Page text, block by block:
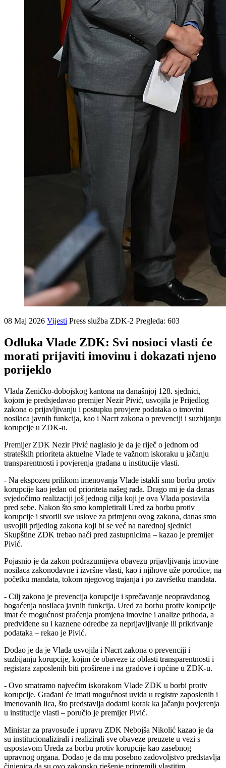
08 Maj 2026 Vijesti Press služba ZDK-2 Pregleda: 603
Odluka Vlade ZDK: Svi nosioci vlasti će
morati prijaviti imovinu i dokazati njeno
porijeklo
Vlada Zeničko-dobojskog kantona na današnjoj 128. sjednici,
kojom je predsjedavao premijer Nezir Pivić, usvojila je Prijedlog
zakona o prijavljivanju i postupku provjere podataka o imovini
nosilaca javnih funkcija, kao i Nacrt zakona o prevenciji i suzbijanju
korupcije u ZDK-u.
Premijer ZDK Nezir Pivić naglasio je da je riječ o jednom od
strateških prioriteta aktuelne Vlade te važnom iskoraku u jačanju
transparentnosti i povjerenja građana u institucije vlasti.
- Na ekspozeu prilikom imenovanja Vlade istakli smo borbu protiv
korupcije kao jedan od prioriteta našeg rada. Drago mi je da danas
svjedočimo realizaciji još jednog cilja koji je ova Vlada postavila
pred sebe. Nakon što smo kompletirali Ured za borbu protiv
korupcije i stvorili sve uslove za primjenu ovog zakona, danas smo
usvojili prijedlog zakona koji bi se već na narednoj sjednici
Skupštine ZDK trebao naći pred zastupnicima – kazao je premijer
Pivić.
Pojasnio je da zakon podrazumijeva obavezu prijavljivanja imovine
nosilaca zakonodavne i izvršne vlasti, kao i njihove uže porodice, na
početku mandata, tokom njegovog trajanja i po završetku mandata.
- Cilj zakona je prevencija korupcije i sprečavanje neopravdanog
bogaćenja nosilaca javnih funkcija. Ured za borbu protiv korupcije
imat će mogućnost praćenja promjena imovine i analize prihoda, a
predviđene su i kaznene odredbe za neprijavljivanje ili prikrivanje
podataka – rekao je Pivić.
Dodao je da je Vlada usvojila i Nacrt zakona o prevenciji i
suzbijanju korupcije, kojim će obaveze iz oblasti transparentnosti i
registara zaposlenih biti proširene i na gradove i općine u ZDK-u.
- Ovo smatramo najvećim iskorakom Vlade ZDK u borbi protiv
korupcije. Građani će imati mogućnost uvida u registre zaposlenih i
imenovanih lica, što predstavlja dodatni korak ka jačanju povjerenja
u institucije vlasti – poručio je premijer Pivić.
Ministar za pravosuđe i upravu ZDK Nebojša Nikolić kazao je da
su institucionalizirali i realizirali sve obaveze preuzete u vezi s
uspostavom Ureda za borbu protiv korupcije kao zasebnog
upravnog organa. Dodao je da mu posebno zadovoljstvo predstavlja
činjenica da su ovo zakonsko rješenje pripremili vlastitim